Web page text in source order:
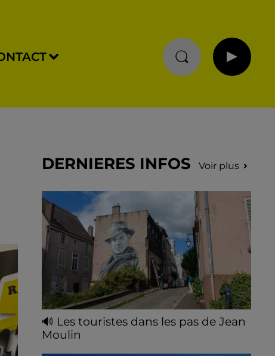
DERNIERES INFOS Voir plus
🔊 Les touristes dans les pas de Jean
Moulin